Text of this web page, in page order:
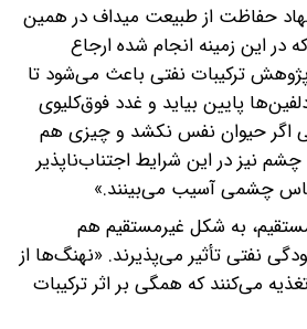
حفاظت از طبیعت میداف در همین
در این زمینه انجام شده ارجاع
ترکیبات نفتی باعث می‌شود تا
پایین بیاید و غدد فوق‌کلیوی
اگر حیوان نفس نکشد و چیزی هم
نیز در این شرایط اجتناب‌ناپذیر
چشمی آسیب می‌بینند.»
به شکل غیرمستقیم هم
نفتی تأثیر می‌پذیرند. «نهنگ‌ها از
می‌کنند که همگی بر اثر ترکیبات